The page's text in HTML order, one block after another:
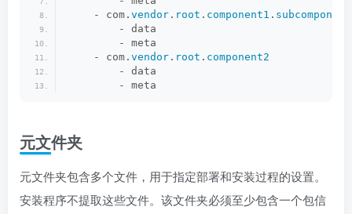
    - com.
vendor . root . component1 .
        - data
        - meta
    - com.
vendor . root . component2
        - data
        - meta
元文件夹
元文件夹包含多个文件，用于指定部署和安装过程的设置。
安装程序不提取这些文件。该文件夹必须至少包含一个包信